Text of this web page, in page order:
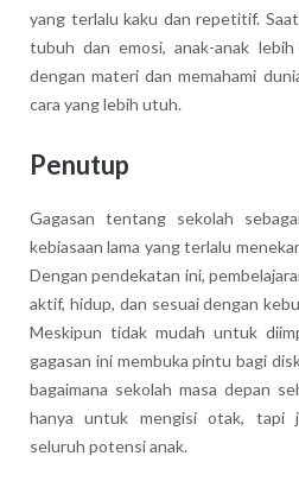
yang terlalu kaku dan repetitif.
tubuh dan emosi, anak-anak
dengan materi dan memahami
cara yang lebih utuh.
Penutup
Gagasan tentang sekolah
kebiasaan lama yang terlalu
Dengan pendekatan ini,
aktif, hidup, dan sesuai dengan
Meskipun tidak mudah untuk
gagasan ini membuka pintu bagi
bagaimana sekolah masa depan
hanya untuk mengisi otak, tapi
seluruh potensi anak.